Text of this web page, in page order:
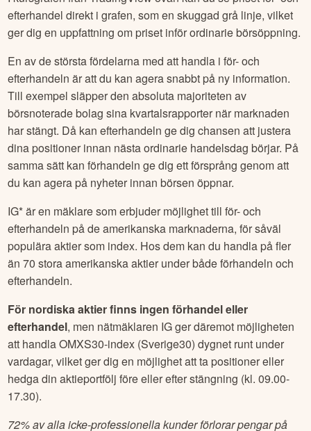
efterhandel direkt i grafen, som en skuggad grå linje, vilket
ger dig en uppfattning om priset inför ordinarie börsöppning.
En av de största fördelarna med att handla i för- och
efterhandeln är att du kan agera snabbt på ny information.
Till exempel släpper den absoluta majoriteten av
börsnoterade bolag sina kvartalsrapporter när marknaden
har stängt. Då kan efterhandeln ge dig chansen att justera
dina positioner innan nästa ordinarie handelsdag börjar. På
samma sätt kan förhandeln ge dig ett försprång genom att
du kan agera på nyheter innan börsen öppnar.
IG* är en mäklare som erbjuder möjlighet till för- och
efterhandeln på de amerikanska marknaderna, för såväl
populära aktier som index. Hos dem kan du handla på fler
än 70 stora amerikanska aktier under både förhandeln och
efterhandeln.
För nordiska aktier finns ingen förhandel eller
efterhandel, men nätmäklaren IG ger däremot möjligheten
att handla OMXS30-index (Sverige30) dygnet runt under
vardagar, vilket ger dig en möjlighet att ta positioner eller
hedga din aktieportfölj före eller efter stängning (kl. 09.00-
17.30).
72% av alla icke-professionella kunder förlorar pengar på